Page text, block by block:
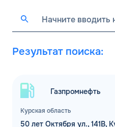
Результат поиска:
Курская область
Газпромнефть
50 лет Октября ул., 141В,